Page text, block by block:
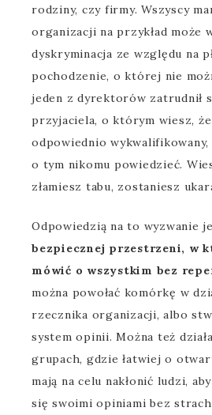
rodziny, czy firmy. Wszyscy
organizacji na przykład może
dyskryminacja ze względu na
pochodzenie, o której nie
jeden z dyrektorów zatrudnił
przyjaciela, o którym wiesz,
odpowiednio
o tym nikomu powiedzieć.
złamiesz tabu, zostaniesz
Odpowiedzią na to wyzwanie
bezpiecznej przestrzeni, w
mówić o wszystkim bez
można powołać komórkę w
rzecznika organizacji, albo
system opinii. Można też
grupach, gdzie łatwiej o
mają na celu nakłonić ludzi,
się swoimi opiniami bez